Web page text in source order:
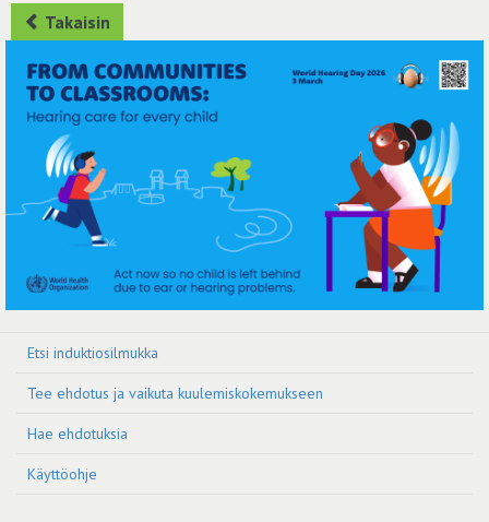
Takaisin
Etsi induktiosilmukka
Tee ehdotus ja vaikuta kuulemiskokemukseen
Hae ehdotuksia
Käyttöohje